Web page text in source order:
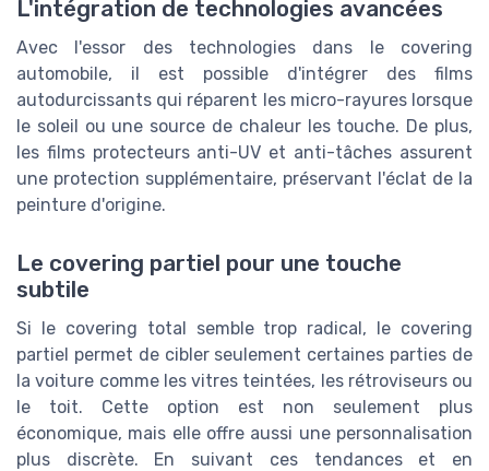
L'intégration de technologies avancées
Avec l'essor des technologies dans le covering
automobile, il est possible d'intégrer des films
autodurcissants qui réparent les micro-rayures lorsque
le soleil ou une source de chaleur les touche. De plus,
les films protecteurs anti-UV et anti-tâches assurent
une protection supplémentaire, préservant l'éclat de la
peinture d'origine.
Le covering partiel pour une touche
subtile
Si le covering total semble trop radical, le covering
partiel permet de cibler seulement certaines parties de
la voiture comme les vitres teintées, les rétroviseurs ou
le toit. Cette option est non seulement plus
économique, mais elle offre aussi une personnalisation
plus discrète. En suivant ces tendances et en